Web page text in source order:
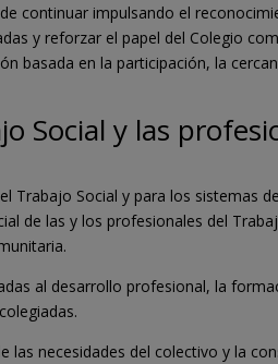
continuar impulsando el
y reforzar el papel del Colegio
basada en la participación, la
Social y las
Social y para los sistemas
de las y los profesionales del
al desarrollo profesional, la
las necesidades del colectivo y la